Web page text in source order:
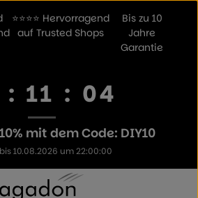
⭐⭐⭐⭐ Hervorragend
auf Trusted Shops
Bis zu 10
Jahre
Garantie
: 11 : 03
mit dem Code: DIY10
10.08.2026 um 22:00:00